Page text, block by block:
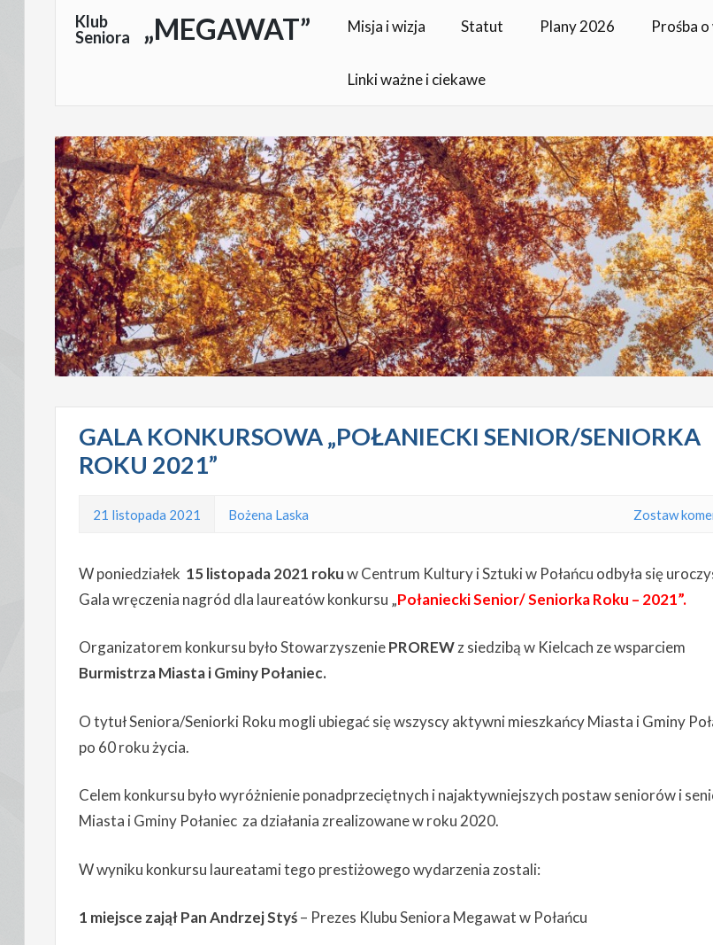
SkoczKlub
Seniora
„MEGAWAT” Misja i wizja Statut Plany 2026 Prośba
Linki ważne i ciekawe
GALA KONKURSOWA „POŁANIECKI SENIOR/SENIORKA
ROKU 2021”
21 listopada 2021 Bożena Laska Zostaw
W poniedziałek 15 listopada 2021 rokuw Centrum Kultury i Sztuki w Połańcu odbyła się
Gala wręczenia nagród dla laureatów konkursu „Połaniecki Senior/ Seniorka Roku – 2021”.
Organizatorem konkursu było StowarzyszeniePROREWz siedzibą w Kielcach ze wsparciem
Burmistrza Miasta i Gminy Połaniec.
O tytuł Seniora/Seniorki Roku mogli ubiegać się wszyscy aktywni mieszkańcy Miasta i Gminy
po 60 roku życia.
Celem konkursu było wyróżnienie ponadprzeciętnych i najaktywniejszych postaw seniorów i
Miasta i Gminy Połaniec za działania zrealizowane w roku 2020.
W wyniku konkursu laureatami tego prestiżowego wydarzenia zostali:
1 miejsce zajął Pan Andrzej Styś– Prezes Klubu Seniora Megawat w Połańcu